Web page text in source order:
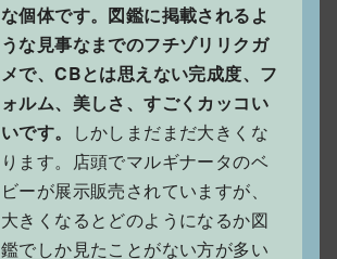
な個体です。図鑑に掲載されるよ
うな見事なまでのフチゾリリクガ
メで、CBとは思えない完成度、フ
ォルム、美しさ、すごくカッコい
いです。
しかしまだまだ大きくな
ります。店頭でマルギナータのベ
ビーが展示販売されていますが、
大きくなるとどのようになるか図
鑑でしか見たことがない方が多い